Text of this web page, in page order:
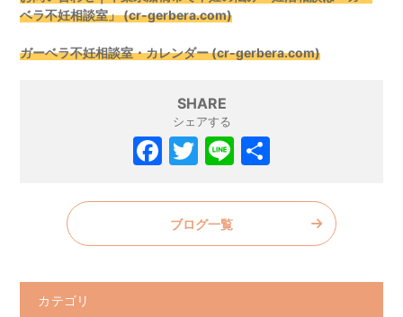
ベラ不妊相談室」 (cr-gerbera.com)
ガーベラ不妊相談室・カレンダー (cr-gerbera.com)
SHARE
シェアする
F
c
e
o
T
itt
er
Li
e
ブログ一覧
カテゴリ